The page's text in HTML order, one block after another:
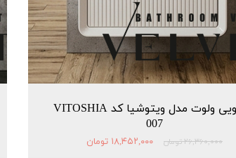
روشویی ولوت مدل ویتوشیا کد VITOSHIA
007
۲۶,۳۶۰,۰۰۰ تومان ۱۸,۴۵۲,۰۰۰ تومان